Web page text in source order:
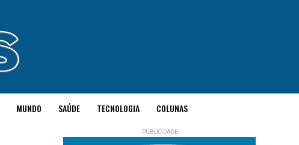
MUNDO SAÚDE TECNOLOGIA COLUNAS